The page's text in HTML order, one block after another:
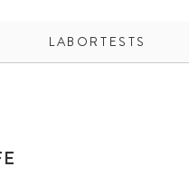
LABORTESTS